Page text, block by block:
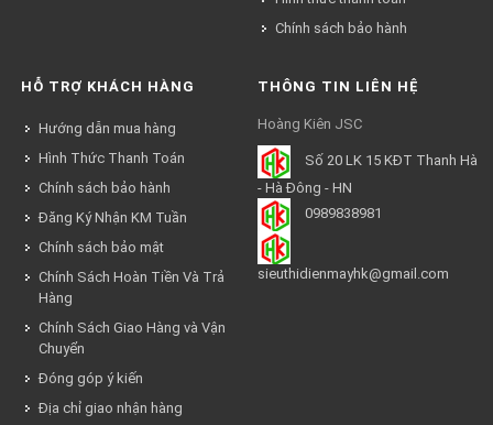
Chính sách bảo hành
HỖ TRỢ KHÁCH HÀNG
Hướng dẫn mua hàng
Hình Thức Thanh Toán
Chính sách bảo hành
Đăng Ký Nhận KM Tuần
Chính sách bảo mật
Chính Sách Hoàn Tiền Và Trả
Hàng
Chính Sách Giao Hàng và Vận
Chuyển
Đóng góp ý kiến
Địa chỉ giao nhận hàng
THÔNG TIN LIÊN HỆ
Hoàng Kiên JSC
Số 20 LK 15 KĐT Thanh Hà
- Hà Đông - HN
0989838981
sieuthidienmayhk@gmail.com